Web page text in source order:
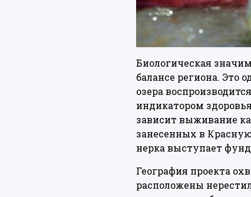
Биологическая
балансе региона. Это
озера
индикатором
зависит выживание
занесенных в
нерка выступает
География проекта
расположены